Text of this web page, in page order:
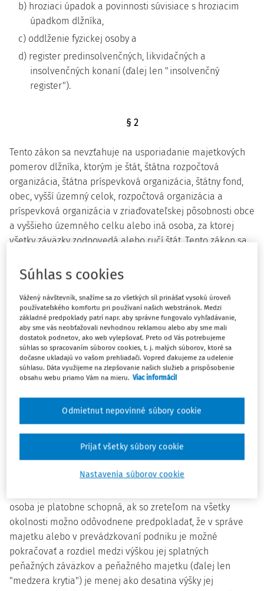
b) hroziaci úpadok a povinnosti súvisiace s hroziacim
úpadkom dlžníka,
c) oddlženie fyzickej osoby a
d) register predinsolvenčných, likvidačných a
insolvenčných konaní (ďalej len "insolvenčný
register").
§ 2
Tento zákon sa nevzťahuje na usporiadanie majetkových
pomerov dlžníka, ktorým je štát, štátna rozpočtová
organizácia, štátna príspevková organizácia, štátny fond,
obec, vyšší územný celok, rozpočtová organizácia a
príspevková organizácia v zriaďovateľskej pôsobnosti obce
a vyššieho územného celku alebo iná osoba, za ktorej
všetky záväzky zodpovedá alebo ručí štát. Tento zákon sa
dlžníka, ktorým je Národná banka Slovenska, Fond
§ 3
(1) Dlžník je v úpadku, ak je platobne neschopný alebo
predlžený. Ak dlžník podá návrh na vyhlásenie konkurzu,
predpokladá sa, že je v úpadku.
(2) Právnická osoba je platobne neschopná, ak nie je
schopná plniť 90 dní po lehote splatnosti aspoň dva
peňažné záväzky viac ako jednému veriteľovi. Za jednu
pohľadávku pri posudzovaní platobnej schopnosti dlžníka
sa považujú všetky pohľadávky, ktoré počas 90 dní pred
podaním návrhu na vyhlásenie konkurzu pôvodne patrili
osoba je platobne schopná, ak so zreteľom na všetky
okolnosti možno odôvodnene predpokladať, že v správe
majetku alebo v prevádzkovaní podniku je možné
pokračovať a rozdiel medzi výškou jej splatných
peňažných záväzkov a peňažného majetku (ďalej len
"medzera krytia") je menej ako desatina výšky jej
Súhlas s cookies
Vážený návštevník, snažíme sa zo všetkých síl prinášať vysokú úroveň
používateľského komfortu pri používaní našich webstránok. Medzi
základné predpoklady patrí napr. aby správne fungovalo vyhľadávanie,
aby sme vás neobťažovali nevhodnou reklamou alebo aby sme mali
dostatok podnetov, ako web vylepšovať. Preto od Vás potrebujeme
súhlas so spracovaním súborov cookies, t. j. malých súborov, ktoré sa
dočasne ukladajú vo vašom prehliadači. Vopred ďakujeme za udelenie
súhlasu. Dáta využijeme na zlepšovanie našich služieb a prispôsobenie
obsahu webu priamo Vám na mieru. Viac informácií
Nastavenia súborov cookie
Odmietnut nepovinné súbory cookie
Prijať všetky súbory cookie